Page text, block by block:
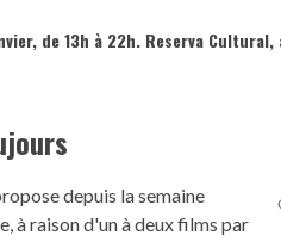
de 13h à 22h. Reserva
depuis la semaine
à raison d'un à deux films par